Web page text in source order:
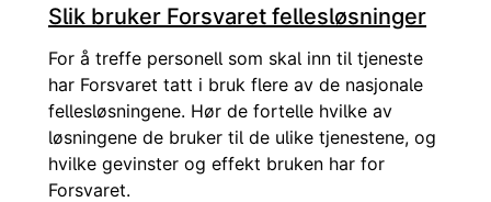
Slik bruker Forsvaret fellesløsninger
For å treffe personell som skal inn til tjeneste
har Forsvaret tatt i bruk flere av de nasjonale
fellesløsningene. Hør de fortelle hvilke av
løsningene de bruker til de ulike tjenestene, og
hvilke gevinster og effekt bruken har for
Forsvaret.